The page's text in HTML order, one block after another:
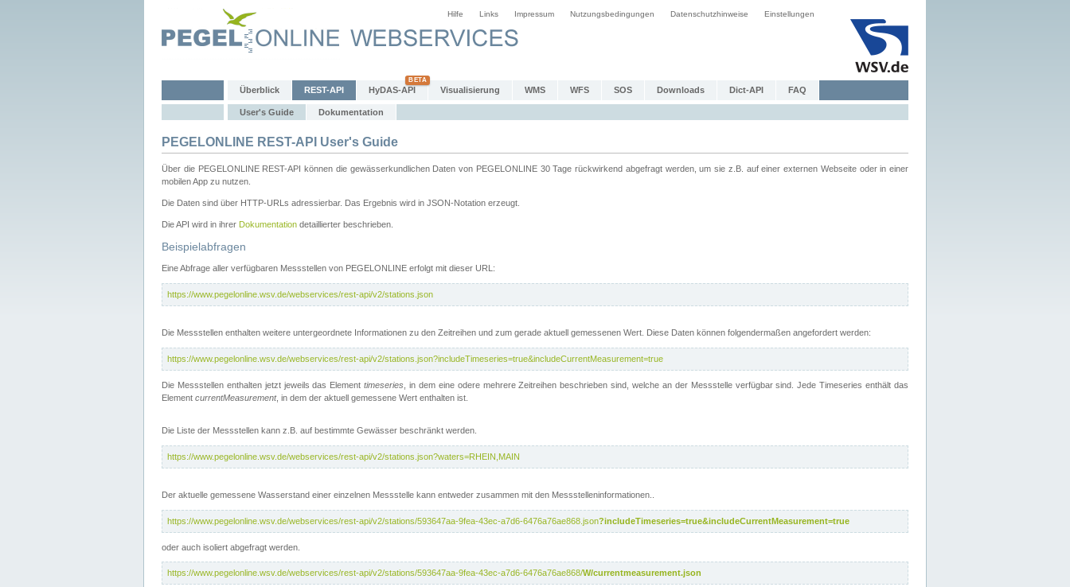
Hilfe Links Impressum Nutzungsbedingungen Datenschutzhinweise Einstellungen
Überblick REST-API HyDAS-API Visualisierung WMS WFS SOS Downloads Dict-API FAQ
User's Guide Dokumentation
PEGELONLINE REST-API User's Guide
Über die PEGELONLINE REST-API können die gewässerkundlichen Daten von PEGELONLINE 30 Tage rückwirkend abgefragt werden, um sie z.B. auf einer externen Webseite oder in einer
mobilen App zu nutzen.
Die Daten sind über HTTP-URLs adressierbar. Das Ergebnis wird in JSON-Notation erzeugt.
Die API wird in ihrer Dokumentation detaillierter beschrieben.
Beispielabfragen
Eine Abfrage aller verfügbaren Messstellen von PEGELONLINE erfolgt mit dieser URL:
https://www.pegelonline.wsv.de/webservices/rest-api/v2/stations.json
Die Messstellen enthalten weitere untergeordnete Informationen zu den Zeitreihen und zum gerade aktuell gemessenen Wert. Diese Daten können folgendermaßen angefordert werden:
https://www.pegelonline.wsv.de/webservices/rest-api/v2/stations.json?includeTimeseries=true&includeCurrentMeasurement=true
Die Messstellen enthalten jetzt jeweils das Elementtimeseries , in dem eine odere mehrere Zeitreihen beschrieben sind, welche an der Messstelle verfügbar sind. Jede Timeseries enthält das
Element currentMeasurement, in dem der aktuell gemessene Wert enthalten ist.
Die Liste der Messstellen kann z.B. auf bestimmte Gewässer beschränkt werden.
https://www.pegelonline.wsv.de/webservices/rest-api/v2/stations.json?waters=RHEIN,MAIN
Der aktuelle gemessene Wasserstand einer einzelnen Messstelle kann entweder zusammen mit den Messstelleninformationen..
https://www.pegelonline.wsv.de/webservices/rest-api/v2/stations/593647aa-9fea-43ec-a7d6-6476a76ae868.json?includeTimeseries=true&includeCurrentMeasurement=true
oder auch isoliert abgefragt werden.
https://www.pegelonline.wsv.de/webservices/rest-api/v2/stations/593647aa-9fea-43ec-a7d6-6476a76ae868/W/currentmeasurement.json